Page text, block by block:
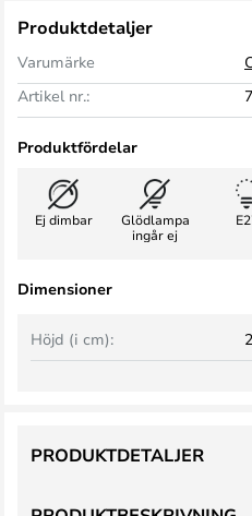
Produktdetaljer
Varumärke
Artikel nr.:
Produktfördelar
Ej dimbar
Glödlampa
ingår ej
Dimensioner
Höjd (i cm):
PRODUKTDETALJER